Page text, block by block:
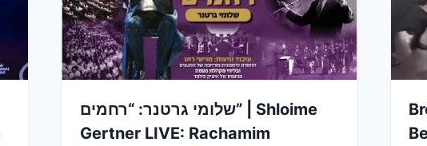
שלומי גרטנר: “רחמים” | Shloime
Gertner LIVE: Rachamim